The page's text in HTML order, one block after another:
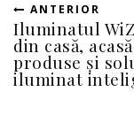
ANTERIOR
Iluminatul
din casă,
produse și
iluminat